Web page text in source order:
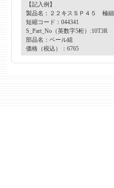
【記入例】
製品名：２２キスＳＰ４５ 極細
短縮コード：044341
S_Part_No（英数字5桁）:10T3R
部品名：ベール組
価格（税込）：6765